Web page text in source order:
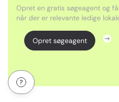
Opret en gratis søgeagent og
når der er relevante ledige
Opret søgeagent